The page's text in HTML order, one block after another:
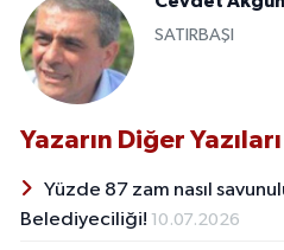
SATIRBAŞI
Yazarın Diğer Yazıları
Yüzde 87 zam nasıl
Belediyeciliği! 10.07.2026